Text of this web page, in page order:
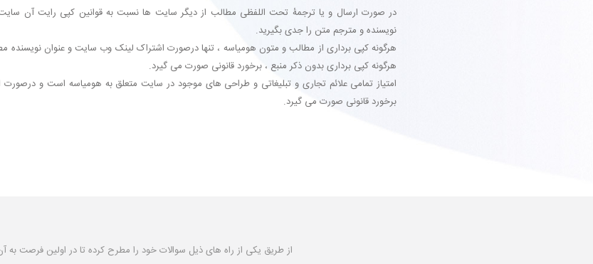
در صورت ارسال و یا ترجمۀ تحت اللفظی مطالب از دیگر سایت ها نسبت به قوانین کپی رایت آن
نویسنده و مترجم متن را جدی بگیرید.
هرگونه کپی برداری از مطالب و متون هومیاسه ، تنها درصورت اشتراک لینک وب سایت و عنوان
هرگونه کپی برداری بدون ذکر منبع ، برخورد قانونی صورت می گیرد.
امتیاز تمامی علائم تجاری و تبلیغاتی و طراحی های موجود در سایت متعلق به هومیاسه است و درصورت
برخورد قانونی صورت می گیرد.
از طریق یکی از راه های ذیل سوالات خود را مطرح کرده تا در اولین فرصت به